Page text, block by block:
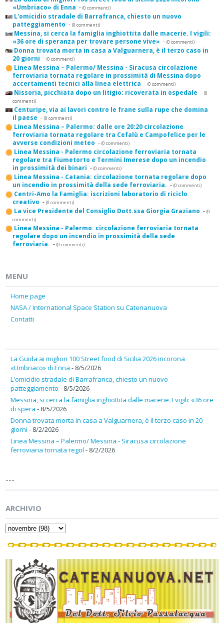
«Umbriaco» di Enna - (0 commenti)
L'omicidio stradale di Barrafranca, chiesto un nuovo
patteggiamento - (0 commenti)
Messina, si cerca la famiglia inghiottita dalle macerie. I vigili:
«36 ore di speranza per trovare persone vive» - (0 commenti)
Donna trovata morta in casa a Valguarnera, è il terzo caso in
20 giorni - (0 commenti)
Linea Messina – Palermo/ Messina - Siracusa circolazione
ferroviaria tornata regolare in prossimità di Messina dopo
accertamenti tecnici alla linea elettrica - (0 commenti)
Nissoria, picchiata dopo un litigio: ricoverata in ospedale - (0
commenti)
Centuripe, via ai lavori contro le frane sulla rupe che domina
il paese - (0 commenti)
Linea Messina – Palermo: dalle ore 20:20 circolazione
ferroviaria tornata regolare tra Cefalù e Campofelice per le
avverse condizioni meteo - (0 commenti)
Linea Messina - Palermo circolazione ferroviaria tornata
regolare tra Fiumetorto e Termini Imerese dopo un incendio
in prossimità dei binari - (0 commenti)
Linea Messina - Catania: circolazione tornata regolare dopo
un incendio in prossimità della sede ferroviaria. - (0 commenti)
Centri-Amo la Famiglia: iscrizioni laboratorio di riciclo
creativo - (0 commenti)
La vice Presidente del Consiglio Dott.ssa Giorgia Graziano - (0
commenti)
Linea Messina - Palermo: circolazione ferroviaria tornata
regolare dopo un incendio in prossimità della sede
ferroviaria. - (0 commenti)
MENU
Home page
NASA / International Space Station su Catenanuova
Contatti
La Guida ai migliori 100 Street food di Sicilia 2026 incorona
«Umbriaco» di Enna - 8/5/2026
L'omicidio stradale di Barrafranca, chiesto un nuovo
patteggiamento - 8/5/2026
Messina, si cerca la famiglia inghiottita dalle macerie. I vigili: «36 ore
di spera - 8/5/2026
Donna trovata morta in casa a Valguarnera, è il terzo caso in 20
giorni - 8/2/2026
Linea Messina – Palermo/ Messina - Siracusa circolazione
ferroviaria tornata regol - 8/2/2026
---
ARCHIVIO